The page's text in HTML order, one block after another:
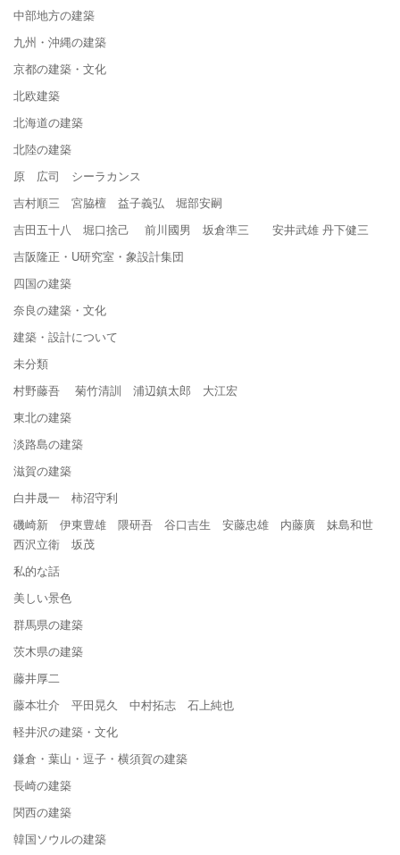
中部地方の建築
九州・沖縄の建築
京都の建築・文化
北欧建築
北海道の建築
北陸の建築
原 広司 シーラカンス
吉村順三 宮脇檀 益子義弘 堀部安嗣
吉田五十八 堀口捨己 前川國男 坂倉準三 安井武雄 丹下健三
吉阪隆正・U研究室・象設計集団
四国の建築
奈良の建築・文化
建築・設計について
未分類
村野藤吾 菊竹清訓 浦辺鎮太郎 大江宏
東北の建築
淡路島の建築
滋賀の建築
白井晟一 柿沼守利
磯崎新 伊東豊雄 隈研吾 谷口吉生 安藤忠雄 内藤廣 妹島和世
西沢立衛 坂茂
私的な話
美しい景色
群馬県の建築
茨木県の建築
藤井厚二
藤本壮介 平田晃久 中村拓志 石上純也
軽井沢の建築・文化
鎌倉・葉山・逗子・横須賀の建築
長崎の建築
関西の建築
韓国ソウルの建築